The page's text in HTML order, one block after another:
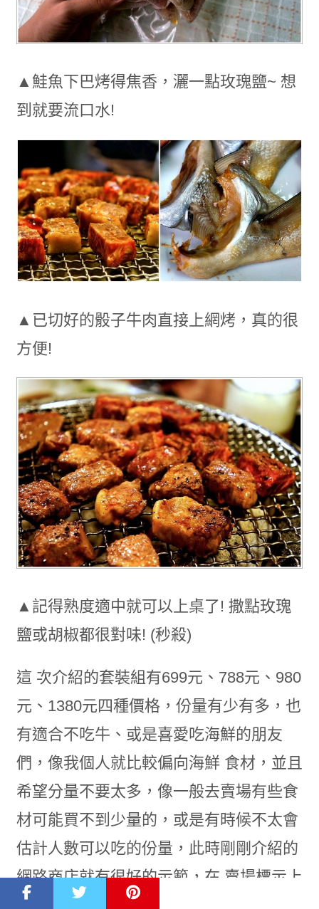
▲鮭魚下巴烤得焦香，灑一點玫瑰鹽~ 想
到就要流口水!
▲已切好的骰子牛肉直接上網烤，真的很
方便!
▲記得熟度適中就可以上桌了! 撒點玫瑰
鹽或胡椒都很對味! (秒殺)
這 次介紹的套裝組有699元、788元、980
元、1380元四種價格，份量有少有多，也
有適合不吃牛、或是喜愛吃海鮮的朋友
們，像我個人就比較偏向海鮮 食材，並且
希望分量不要太多，像一般去賣場有些食
材可能買不到少量的，或是有時候不太會
估計人數可以吃的份量，此時剛剛介紹的
網路商店就有很好的示範，在 賣場標示上
都會幫你估計食材的人數，讓大家買得省